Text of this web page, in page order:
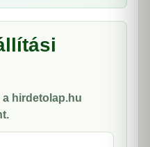
hirdetolap.hu